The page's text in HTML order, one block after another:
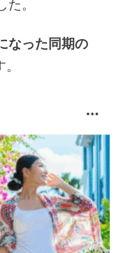
。
なった同期の